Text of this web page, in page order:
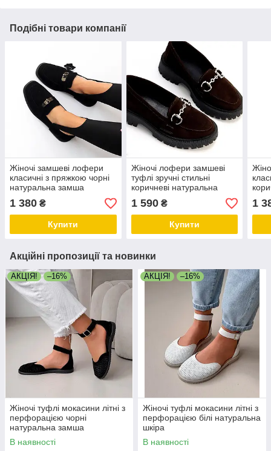
Подібні товари компанії
Жіночі замшеві лофери
класичні з пряжкою чорні
натуральна замша
1 380 ₴
Купити
Жіночі лофери замшеві
туфлі зручні стильні
коричневі натуральна
замша
1 590₴
Купити
1
Акційні пропозиції та новинки
АКЦІЯ! –16%
Жіночі туфлі мокасини літні з
перфорацією чорні
натуральна замша
В наявності
АКЦІЯ! –16%
Жіночі туфлі мокасини літні з
перфорацією білі натуральна
шкіра
В наявності